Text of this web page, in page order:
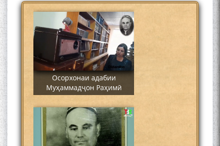
Осорхонаи адабии
Муҳаммадҷон Раҳимӣ